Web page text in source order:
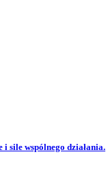
sile wspólnego działania.